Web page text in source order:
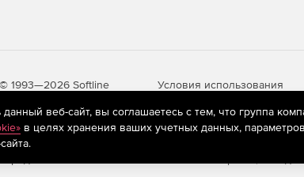
© 1993—2026 Softline Условия использования
(информационные
пользователей сети «Интернет»,
веб-сайт, вы соглашаетесь с тем, что группа
в целях хранения ваших учетных данных,